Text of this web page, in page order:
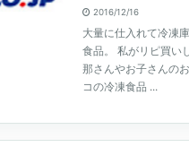
2016/12/16
大量に仕入れて冷凍
食品。 私がリピ買い
那さんやお子さんの
コの冷凍食品 ...